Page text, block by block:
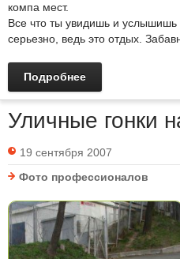
компа мест.
Все что ты увидишь и услышишь
серьезно, ведь это отдых.
Подробнее
Уличные гонки
19 сентября 2007
Фото профессионалов